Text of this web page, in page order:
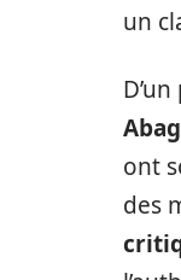
un
ont
des